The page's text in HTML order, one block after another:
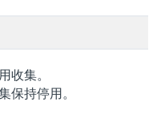
收集。
保持停用。